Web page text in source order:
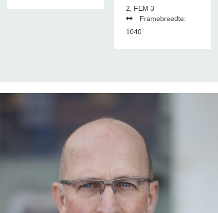
2, FEM 3
Framebreedte:
1040